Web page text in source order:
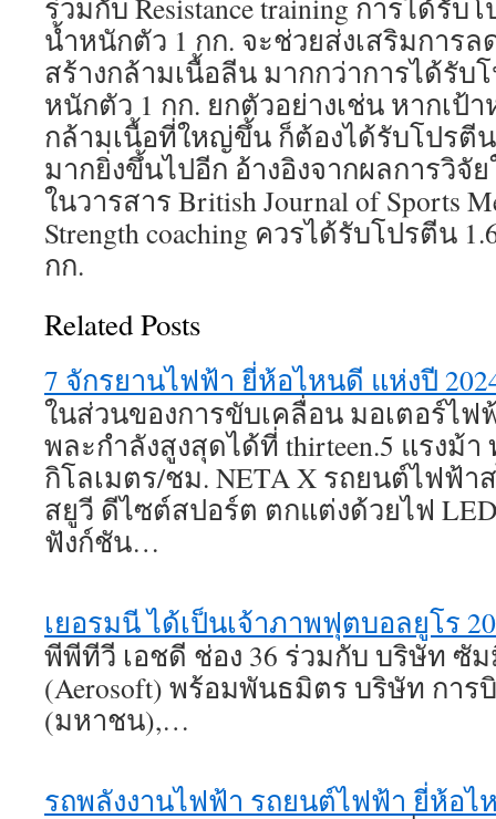
ร่วมกับ Resistance training การได้รับ
น้ำหนักตัว 1 กก. จะช่วยส่งเสริมการ
สร้างกล้ามเนื้อลีน มากกว่าการได้รับ
หนักตัว 1 กก. ยกตัวอย่างเช่น หากเป้
กล้ามเนื้อที่ใหญ่ขึ้น ก็ต้องได้รับโปรตี
มากยิ่งขึ้นไปอีก อ้างอิงจากผลการวิจั
ในวารสาร British Journal of Sports
Strength coaching ควรได้รับโปรตีน
กก.
Related Posts
7 จักรยานไฟฟ้า ยี่ห้อไหนดี แห่งปี
ในส่วนของการขับเคลื่อน มอเตอร์ไ
พละกำลังสูงสุดได้ที่ thirteen.5 แรงม้า
กิโลเมตร/ชม. NETA X รถยนต์ไฟฟ้า
สยูวี ดีไซต์สปอร์ต ตกแต่งด้วยไฟ
ฟังก์ชัน…
เยอรมนี ได้เป็นเจ้าภาพฟุตบอลยูโร
พีพีทีวี เอชดี ช่อง 36 ร่วมกับ บริษัท ซั
(Aerosoft) พร้อมพันธมิตร บริษัท การ
(มหาชน),…
รถพลังงานไฟฟ้า รถยนต์ไฟฟ้า ยี่ห้อไ